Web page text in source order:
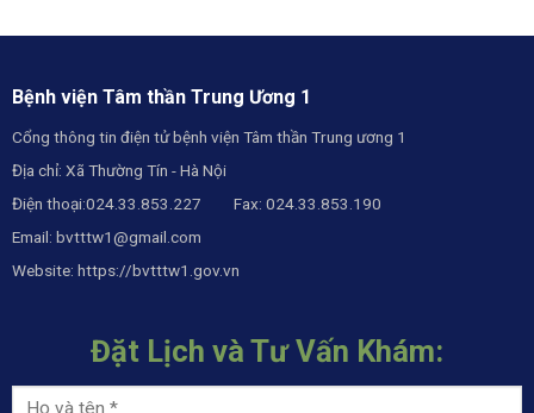
Bệnh viện Tâm thần Trung Ương 1
Cổng thông tin điện tử bệnh viện Tâm thần Trung ương 1
Địa chỉ: Xã Thường Tín - Hà Nội
Điện thoại:024.33.853.227 Fax: 024.33.853.190
Email: bvtttw1@gmail.com
Website: https://bvtttw1.gov.vn
Đặt Lịch và Tư Vấn Khám: